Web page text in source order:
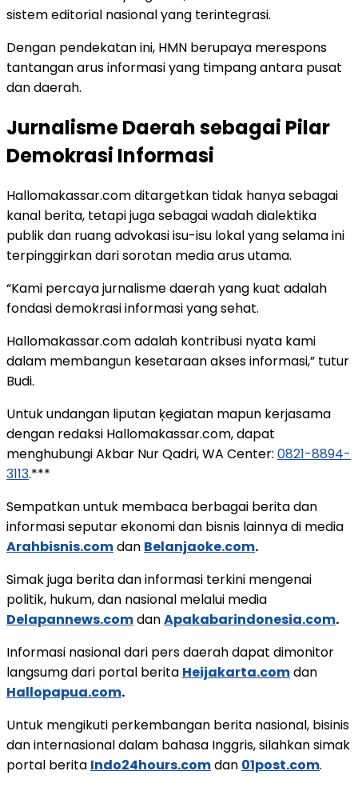
sistem editorial nasional yang terintegrasi.
Dengan pendekatan ini, HMN berupaya merespons
tantangan arus informasi yang timpang antara pusat
dan daerah.
Jurnalisme Daerah sebagai Pilar
Demokrasi Informasi
Hallomakassar.com ditargetkan tidak hanya sebagai
kanal berita, tetapi juga sebagai wadah dialektika
publik dan ruang advokasi isu-isu lokal yang selama ini
terpinggirkan dari sorotan media arus utama.
“Kami percaya jurnalisme daerah yang kuat adalah
fondasi demokrasi informasi yang sehat.
Hallomakassar.com adalah kontribusi nyata kami
dalam membangun kesetaraan akses informasi,” tutur
Budi.
Untuk undangan liputan ķegiatan mapun kerjasama
dengan redaksi Hallomakassar.com, dapat
menghubungi Akbar Nur Qadri, WA Center: 0821-8894-
3113.***
Sempatkan untuk membaca berbagai berita dan
informasi seputar ekonomi dan bisnis lainnya di media
Arahbisnis.comdan Belanjaoke.com.
Simak juga berita dan informasi terkini mengenai
politik, hukum, dan nasional melalui media
Delapannews.comdanApakabarindonesia.com.
Informasi nasional dari pers daerah dapat dimonitor
langsumg dari portal berita Heijakarta.comdan
Hallopapua.com.
Untuk mengikuti perkembangan berita nasional, bisinis
dan internasional dalam bahasa Inggris, silahkan simak
portal berita Indo24hours.comdan 01post.com.